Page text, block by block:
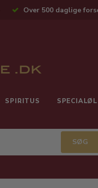
Over 500 daglige
SPIRITUS SPECIALØL